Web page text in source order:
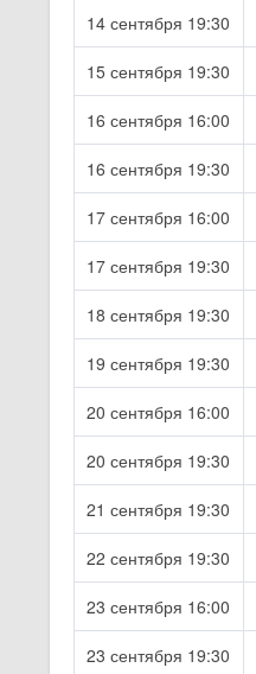
14 сентября 19:30
15 сентября 19:30
16 сентября 16:00
16 сентября 19:30
17 сентября 16:00
17 сентября 19:30
18 сентября 19:30
19 сентября 19:30
20 сентября 16:00
20 сентября 19:30
21 сентября 19:30
22 сентября 19:30
23 сентября 16:00
23 сентября 19:30